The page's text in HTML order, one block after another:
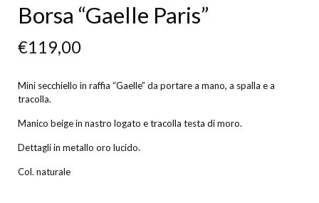
Borsa “Gaelle Paris”
€119,00
Mini secchiello in raffia “Gaelle” da portare a mano, a spalla e a
tracolla.
Manico beige in nastro logato e tracolla testa di moro.
Dettagli in metallo oro lucido.
Col. naturale